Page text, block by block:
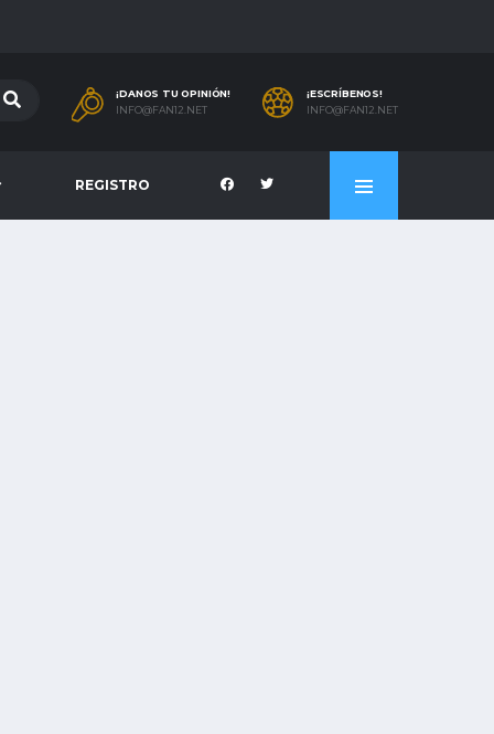
¡DANOS TU OPINIÓN!
INFO@FAN12.NET
¡ESCRÍBENOS!
INFO@FAN12.NET
REGISTRO